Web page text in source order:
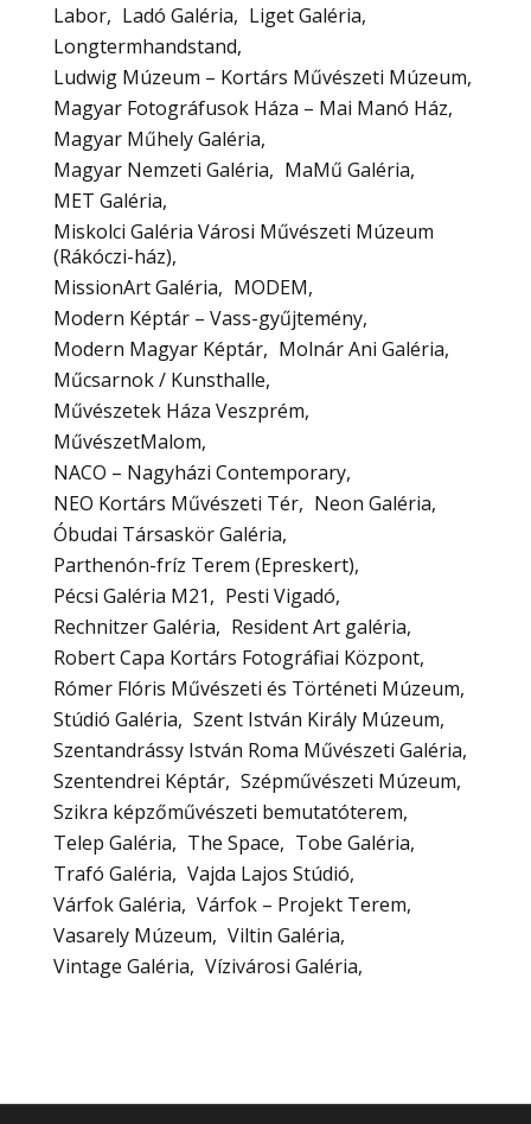
Labor
Ladó Galéria
Liget Galéria
Longtermhandstand
Ludwig Múzeum – Kortárs Művészeti Múzeum
Magyar Fotográfusok Háza – Mai Manó Ház
Magyar Műhely Galéria
Magyar Nemzeti Galéria
MaMű Galéria
MET Galéria
Miskolci Galéria Városi Művészeti Múzeum
(Rákóczi-ház)
MissionArt Galéria
MODEM
Modern Képtár – Vass-gyűjtemény
Modern Magyar Képtár
Molnár Ani Galéria
Műcsarnok / Kunsthalle
Művészetek Háza Veszprém
MűvészetMalom
NACO – Nagyházi Contemporary
NEO Kortárs Művészeti Tér
Neon Galéria
Óbudai Társaskör Galéria
Parthenón-fríz Terem (Epreskert)
Pécsi Galéria M21
Pesti Vigadó
Rechnitzer Galéria
Resident Art galéria
Robert Capa Kortárs Fotográfiai Központ
Rómer Flóris Művészeti és Történeti Múzeum
Stúdió Galéria
Szent István Király Múzeum
Szentandrássy István Roma Művészeti Galéria
Szentendrei Képtár Szépművészeti Múzeum
Szikra képzőművészeti bemutatóterem
Telep Galéria
The Space
Tobe Galéria
Trafó Galéria
Vajda Lajos Stúdió
Várfok Galéria
Várfok – Projekt Terem
Vasarely Múzeum
Viltin Galéria
Vintage Galéria
Vízivárosi Galéria